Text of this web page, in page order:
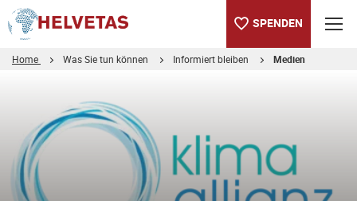
SPENDEN
Home Was Sie tun können Informiert bleiben Medien